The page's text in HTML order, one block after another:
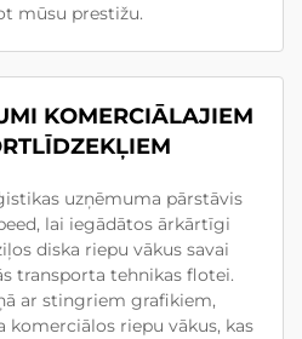
mūsu prestižu.
KOMERCIĀLAJIEM
uzņēmuma pārstāvis
lai iegādātos ārkārtīgi
diska riepu vākus savai
transporta tehnikas flotei.
ar stingriem grafikiem,
komerciālos riepu vākus, kas